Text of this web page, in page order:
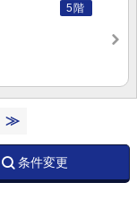
5階
≫
条件変更